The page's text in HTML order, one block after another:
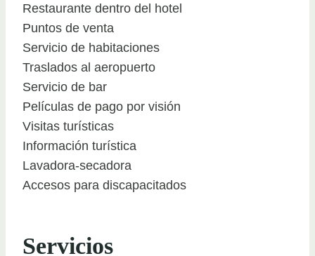
Restaurante dentro del hotel
Puntos de venta
Servicio de habitaciones
Traslados al aeropuerto
Servicio de bar
Películas de pago por visión
Visitas turísticas
Información turística
Lavadora-secadora
Accesos para discapacitados
Servicios